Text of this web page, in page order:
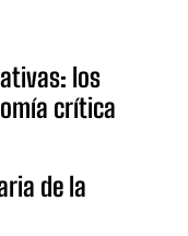
los
crítica
de la